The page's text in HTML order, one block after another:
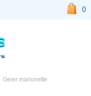
Geier marionette
0